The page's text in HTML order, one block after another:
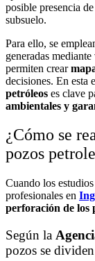
posible presencia
subsuelo.
Para ello, se
generadas
permiten crear
decisiones. En esta
petróleos es clave
ambientales y
¿Cómo se
pozos
Cuando los
profesionales en
perforación de los
Según la
pozos se